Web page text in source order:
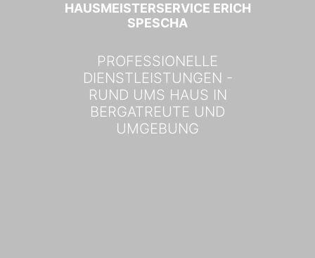
HAUSMEISTERSERVICE ERICH
SPESCHA
PROFESSIONELLE
DIENSTLEISTUNGEN -
RUND UMS HAUS IN
BERGATREUTE UND
UMGEBUNG